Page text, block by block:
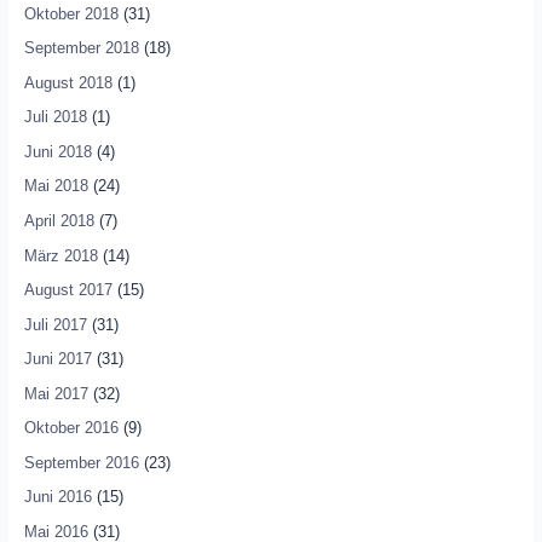
Oktober 2018(31)
September 2018(18)
August 2018(1)
Juli 2018(1)
Juni 2018(4)
Mai 2018(24)
April 2018(7)
März 2018(14)
August 2017(15)
Juli 2017(31)
Juni 2017(31)
Mai 2017(32)
Oktober 2016(9)
September 2016(23)
Juni 2016(15)
Mai 2016(31)